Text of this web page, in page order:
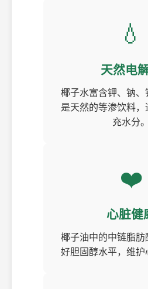
💧
天然电
椰子水富含钾、钠、
是天然的等渗饮料
充水分。
❤️
心脏健
椰子油中的中链脂
好胆固醇水平，维护